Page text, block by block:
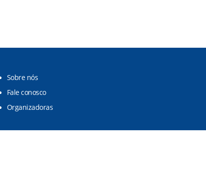
Sobre nós
Fale conosco
Organizadoras